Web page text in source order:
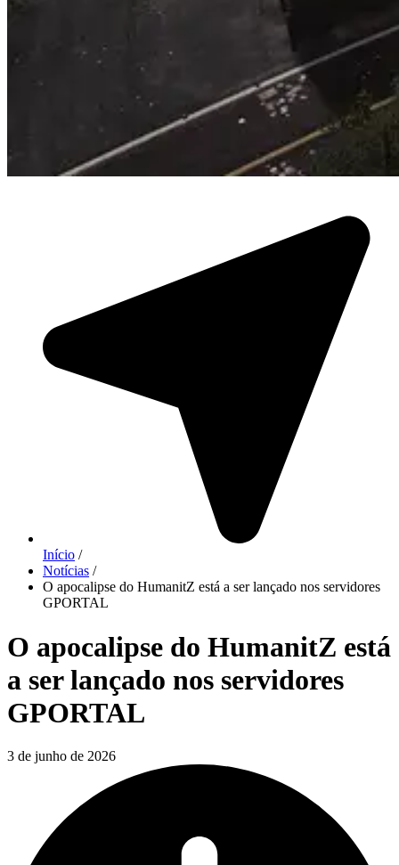
Início /
Notícias /
O apocalipse do HumanitZ está a ser lançado nos servidores
GPORTAL
O apocalipse do HumanitZ está
a ser lançado nos servidores
GPORTAL
3 de junho de 2026